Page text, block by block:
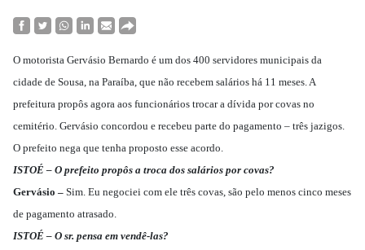
O motorista Gervásio Bernardo é um dos 400 servidores municipais da
cidade de Sousa, na Paraíba, que não recebem salários há 11 meses. A
prefeitura propôs agora aos funcionários trocar a dívida por covas no
cemitério. Gervásio concordou e recebeu parte do pagamento – três jazigos.
O prefeito nega que tenha proposto esse acordo.
ISTOÉ – O prefeito propôs a troca dos salários por covas?
Gervásio – Sim. Eu negociei com ele três covas, são pelo menos cinco meses
de pagamento atrasado.
ISTOÉ – O sr. pensa em vendê-las?